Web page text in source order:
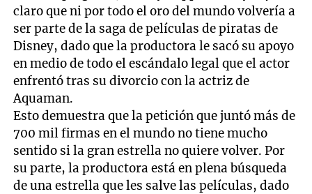
claro que ni por todo el oro del mundo volvería a
ser parte de la saga de películas de piratas de
Disney, dado que la productora le sacó su apoyo
en medio de todo el escándalo legal que el actor
enfrentó tras su divorcio con la actriz de
Aquaman.
Esto demuestra que la petición que juntó más de
700 mil firmas en el mundo no tiene mucho
sentido si la gran estrella no quiere volver. Por
su parte, la productora está en plena búsqueda
de una estrella que les salve las películas, dado